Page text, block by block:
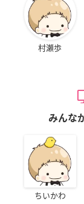
村瀬歩
みんな
ちいかわ